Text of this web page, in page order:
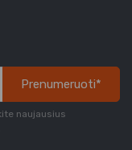
Prenumeruoti*
naujausius